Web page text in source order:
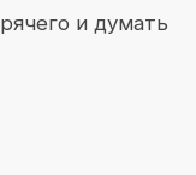
и думать